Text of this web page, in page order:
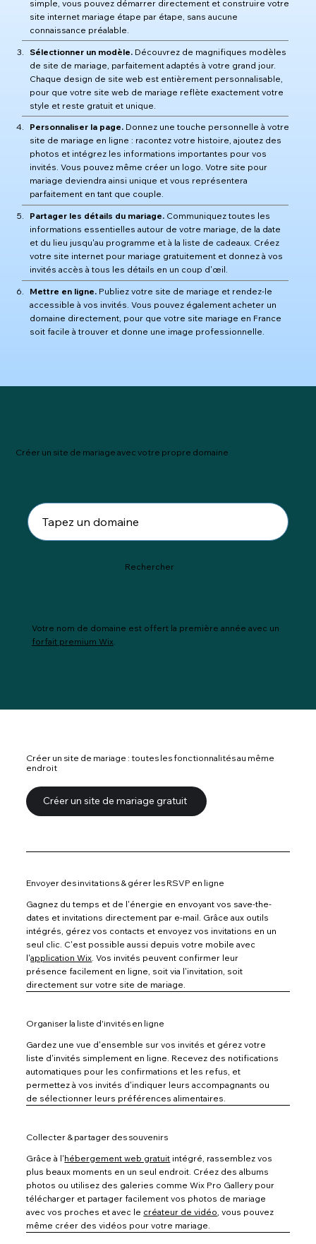
simple, vous pouvez démarrer directement et construire votre
site internet mariage étape par étape, sans aucune
connaissance préalable.
Sélectionner un modèle. Découvrez de magnifiques modèles
de site de mariage, parfaitement adaptés à votre grand jour.
Chaque design de site web est entièrement personnalisable,
pour que votre site web de mariage reflète exactement votre
style et reste gratuit et unique.
Personnaliser la page. Donnez une touche personnelle à votre
site de mariage en ligne : racontez votre histoire, ajoutez des
photos et intégrez les informations importantes pour vos
invités. Vous pouvez même créer un logo. Votre site pour
mariage deviendra ainsi unique et vous représentera
parfaitement en tant que couple.
Partager les détails du mariage. Communiquez toutes les
informations essentielles autour de votre mariage, de la date
et du lieu jusqu'au programme et à la liste de cadeaux. Créez
votre site internet pour mariage gratuitement et donnez à vos
invités accès à tous les détails en un coup d'œil.
Mettre en ligne. Publiez votre site de mariage et rendez-le
accessible à vos invités. Vous pouvez également acheter un
domaine directement, pour que votre site mariage en France
soit facile à trouver et donne une image professionnelle.
Créer un site de mariage avec votre propre domaine
Rechercher
Votre nom de domaine est offert la première année avec un
forfait premium Wix.
Créer un site de mariage : toutes les fonctionnalités au même
endroit
Créer un site de mariage gratuit
Envoyer des invitations & gérer les RSVP en ligne
Gagnez du temps et de l'énergie en envoyant vos save-the-
dates et invitations directement par e-mail. Grâce aux outils
intégrés, gérez vos contacts et envoyez vos invitations en un
seul clic. C'est possible aussi depuis votre mobile avec
l'application Wix. Vos invités peuvent confirmer leur
présence facilement en ligne, soit via l'invitation, soit
directement sur votre site de mariage.
Organiser la liste d'invités en ligne
Gardez une vue d'ensemble sur vos invités et gérez votre
liste d'invités simplement en ligne. Recevez des notifications
automatiques pour les confirmations et les refus, et
permettez à vos invités d'indiquer leurs accompagnants ou
de sélectionner leurs préférences alimentaires.
Collecter & partager des souvenirs
Grâce à l'hébergement web gratuit intégré, rassemblez vos
plus beaux moments en un seul endroit. Créez des albums
photos ou utilisez des galeries comme Wix Pro Gallery pour
télécharger et partager facilement vos photos de mariage
avec vos proches et avec le créateur de vidéo, vous pouvez
même créer des vidéos pour votre mariage.